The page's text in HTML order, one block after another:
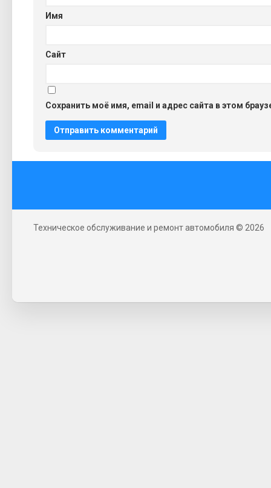
Имя
Сайт
Сохранить моё имя, email и адрес сайта в этом
Техническое обслуживание и ремонт автомобиля © 2026